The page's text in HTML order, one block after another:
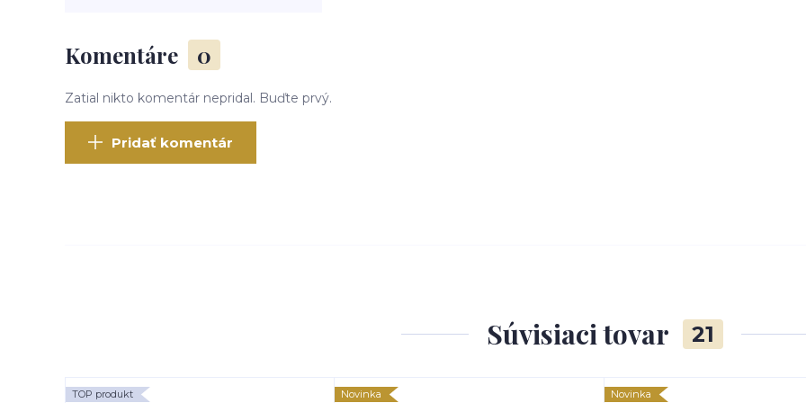
Komentáre 0
Zatial nikto komentár nepridal. Buďte prvý.
Pridať komentár
Súvisiaci tovar 21
TOP produkt Novinka Novinka